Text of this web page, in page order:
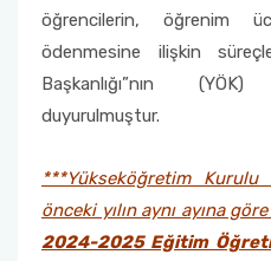
öğrencilerin, öğrenim
ödenmesine ilişkin
Başkanlığı”nın
duyurulmuştur.
***Yükseköğretim Kurulu
önceki yılın aynı ayına
2024-2025 Eğitim